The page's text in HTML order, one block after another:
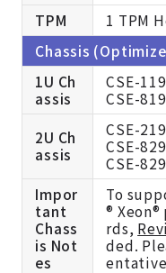
TPM
1 TPM
Chassis
1U Ch
assis
CSE-
CSE-
2U Ch
assis
CSE-
CSE-
CSE-
Impor
tant
Chass
is Not
es
To
®
rds,
ded.